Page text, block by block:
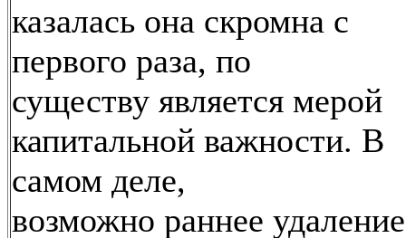
казалась она скромна с
первого раза, по
существу является мерой
капитальной важности. В
самом деле,
возможно раннее удаление